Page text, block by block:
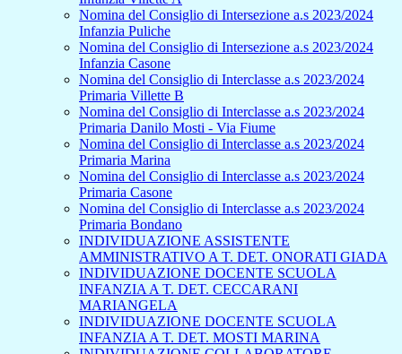
Nomina del Consiglio di Intersezione a.s 2023/2024
Infanzia Puliche
Nomina del Consiglio di Intersezione a.s 2023/2024
Infanzia Casone
Nomina del Consiglio di Interclasse a.s 2023/2024
Primaria Villette B
Nomina del Consiglio di Interclasse a.s 2023/2024
Primaria Danilo Mosti - Via Fiume
Nomina del Consiglio di Interclasse a.s 2023/2024
Primaria Marina
Nomina del Consiglio di Interclasse a.s 2023/2024
Primaria Casone
Nomina del Consiglio di Interclasse a.s 2023/2024
Primaria Bondano
INDIVIDUAZIONE ASSISTENTE
AMMINISTRATIVO A T. DET. ONORATI GIADA
INDIVIDUAZIONE DOCENTE SCUOLA
INFANZIA A T. DET. CECCARANI
MARIANGELA
INDIVIDUAZIONE DOCENTE SCUOLA
INFANZIA A T. DET. MOSTI MARINA